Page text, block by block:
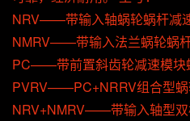
NRV——带输入轴蜗轮蜗杆减速
NMRV——带输入法兰蜗轮蜗
PC——带前置斜齿轮减速模块
PVRV——PC+NRRV组合型
NRV+NMRV——带输入轴型